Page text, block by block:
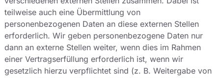
teilweise auch eine Übermittlung von
personenbezogenen Daten an diese externen Stellen
erforderlich. Wir geben personenbezogene Daten nur
dann an externe Stellen weiter, wenn dies im Rahmen
einer Vertragserfüllung erforderlich ist, wenn wir
gesetzlich hierzu verpflichtet sind (z. B. Weitergabe von